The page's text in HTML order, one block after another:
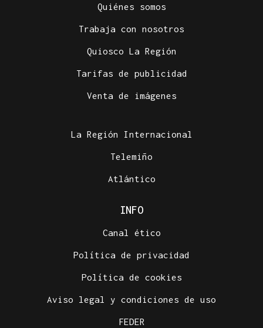
Quiénes somos
Trabaja con nosotros
Quiosco La Región
Tarifas de publicidad
Venta de imágenes
La Región Internacional
Telemiño
Atlántico
INFO
Canal ético
Política de privacidad
Política de cookies
Aviso legal y condiciones de uso
FEDER